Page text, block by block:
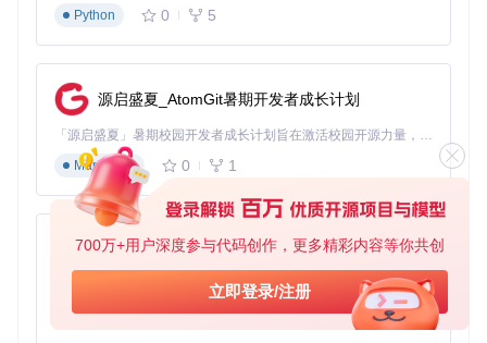
700万+用户深度参与代码创作，更多精彩内容等你共创
立即登录/注册
⚠️ 条件兼容
：需要特定驱动或补丁支持
硬件兼容性检测结果界面清晰标识各组件兼容性状态
第一步：运行兼容性检测
在工具主界面点击"Check Compatibility"
系统自动分析硬件报告并生成评估结果
重点关注红色标记的不兼容组件
Python
0 5
源启盛夏_AtomGit暑期开发者成长计划
「源启盛夏」暑期校园开发者成长计划旨在激活校园开源力量，通过积分激励、认证扶持、资源倾斜等形式，引导高校组织和开发者完成「入驻 — 建项目 — 做贡献 — 获认证 — 得资源」的完整闭环。无论你是想带领社团入驻平台的组织者，还是希望用代码贡献证明自己的开发者，都能在这里找到属于你的成长路径。
Markdown
0 1
py-xiaozhi
基于Python的Xiaozhi AI，适用于想要完整Xiaozhi体验而无需拥有专用硬件的用户。
Python
0 1